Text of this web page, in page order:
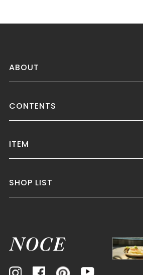
ABOUT
CONTENTS
ITEM
SHOP LIST